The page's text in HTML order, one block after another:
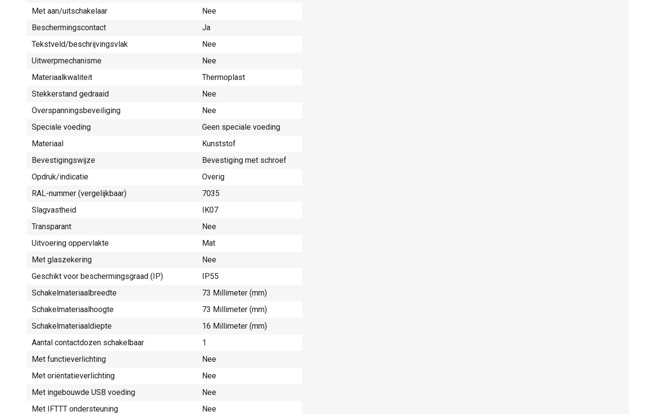
Met aan/uitschakelaar
Nee
Beschermingscontact
Ja
Tekstveld/beschrijvingsvlak
Nee
Uitwerpmechanisme
Nee
Materiaalkwaliteit
Thermoplast
Stekkerstand gedraaid
Nee
Overspanningsbeveiliging
Nee
Speciale voeding
Geen speciale voeding
Materiaal
Kunststof
Bevestigingswijze
Bevestiging met schroef
Opdruk/indicatie
Overig
RAL-nummer (vergelijkbaar)
7035
Slagvastheid
IK07
Transparant
Nee
Uitvoering oppervlakte
Mat
Met glaszekering
Nee
Geschikt voor beschermingsgraad (IP)
IP55
Schakelmateriaalbreedte
73 Millimeter (mm)
Schakelmateriaalhoogte
73 Millimeter (mm)
Schakelmateriaaldiepte
16 Millimeter (mm)
Aantal contactdozen schakelbaar
1
Met functieverlichting
Nee
Met oriëntatieverlichting
Nee
Met ingebouwde USB voeding
Nee
Met IFTTT ondersteuning
Nee